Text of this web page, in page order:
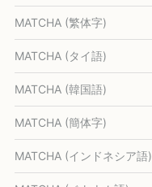
MATCHA (繁体字)
MATCHA (タイ語)
MATCHA (韓国語)
MATCHA (簡体字)
MATCHA (インドネシア語)